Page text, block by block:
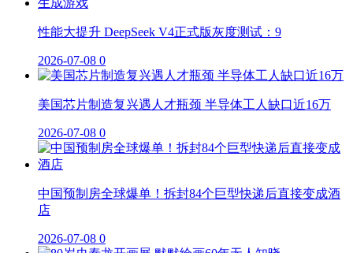
性能大提升 DeepSeek V4正式版灰度测试：9
2026-07-08 0
美国芯片制造复兴遇人才瓶颈 半导体工人缺口近16万
2026-07-08 0
中国预制房全球爆单！拆封84个巨型快递后直接变成酒
店
2026-07-08 0